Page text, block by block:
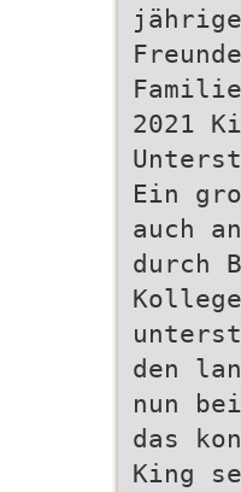
Familie
2021
Ein
auch
durch
den
nun
das
King